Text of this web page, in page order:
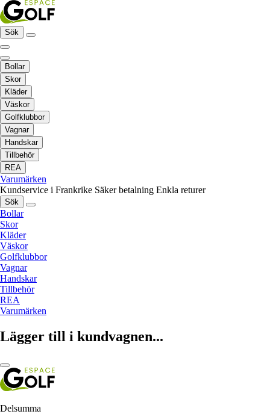
Sök
Bollar
Skor
Kläder
Väskor
Golfklubbor
Vagnar
Handskar
Tillbehör
REA
Varumärken
Kundservice i Frankrike Säker betalning Enkla returer
Sök
Bollar
Skor
Kläder
Väskor
Golfklubbor
Vagnar
Handskar
Tillbehör
REA
Varumärken
Lägger till i kundvagnen...
Delsumma